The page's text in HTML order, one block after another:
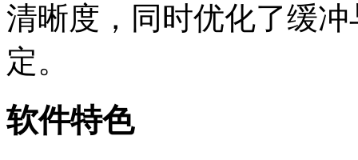
清晰度，同时优化了缓
定。
软件特色